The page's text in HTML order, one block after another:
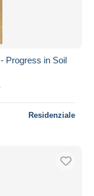
Progress in Soil
Residenziale